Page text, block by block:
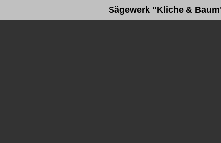
Sägewerk "Kliche &